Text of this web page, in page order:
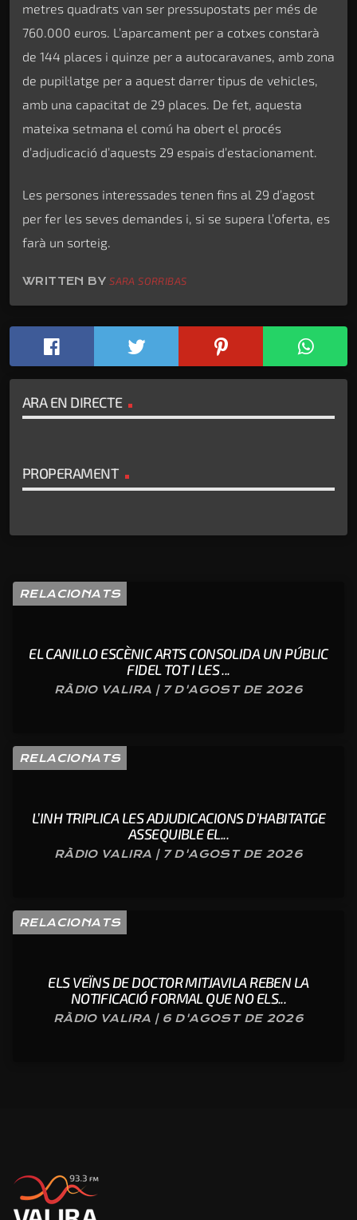
metres quadrats van ser pressupostats per més de
760.000 euros. L’aparcament per a cotxes constarà
de 144 places i quinze per a autocaravanes, amb zona
de pupil·latge per a aquest darrer tipus de vehicles,
amb una capacitat de 29 places. De fet, aquesta
mateixa setmana el comú ha obert el procés
d’adjudicació d’aquests 29 espais d’estacionament.
Les persones interessades tenen fins al 29 d’agost
per fer les seves demandes i, si se supera l’oferta, es
farà un sorteig.
WRITTEN BY SARA SORRIBAS
ARA EN DIRECTE
PROPERAMENT
RELACIONATS
EL CANILLO ESCÈNIC ARTS CONSOLIDA UN PÚBLIC
FIDEL TOT I LES ...
RÀDIO VALIRA | 7 D'AGOST DE 2026
RELACIONATS
L’INH TRIPLICA LES ADJUDICACIONS D’HABITATGE
ASSEQUIBLE EL...
RÀDIO VALIRA | 7 D'AGOST DE 2026
RELACIONATS
ELS VEÏNS DE DOCTOR MITJAVILA REBEN LA
NOTIFICACIÓ FORMAL QUE NO ELS...
RÀDIO VALIRA | 6 D'AGOST DE 2026